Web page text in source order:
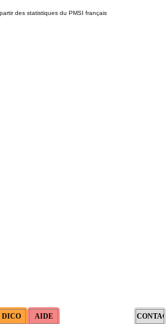
des statistiques du PMSI français